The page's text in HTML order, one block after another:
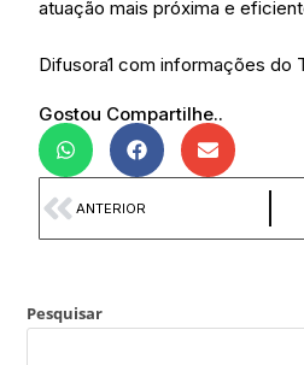
atuação mais próxima e
Difusora1 com informações do
Gostou Compartilhe..
ANTERIOR
Pesquisar